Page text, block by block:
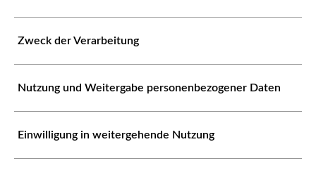
Zweck der Verarbeitung
Nutzung und Weitergabe personenbezogener Daten
Einwilligung in weitergehende Nutzung